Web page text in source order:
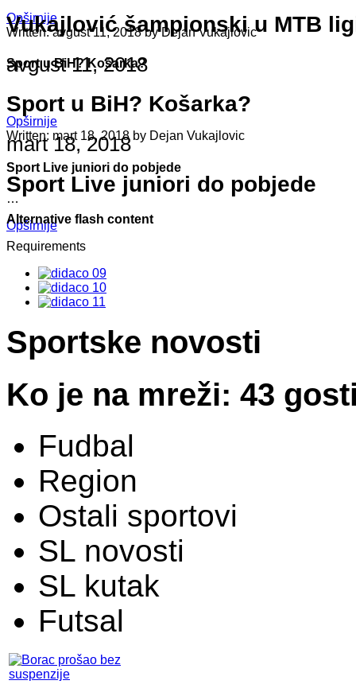
Opširnije
Written: avgust 11, 2018 by Dejan Vukajlovic
Sport u BiH? Košarka?
…
Opširnije
Written: mart 18, 2018 by Dejan Vukajlovic
Sport Live juniori do pobjede
…
Opširnije
Vukajlović šampionski u MTB
avgust 11, 2018
Sport u BiH? Košarka?
mart 18, 2018
Sport Live juniori do pobjede
Alternative flash content
Requirements
Sportske novosti
Ko je na mreži: 43
Fudbal
Region
Ostali sportovi
SL novosti
SL kutak
Futsal